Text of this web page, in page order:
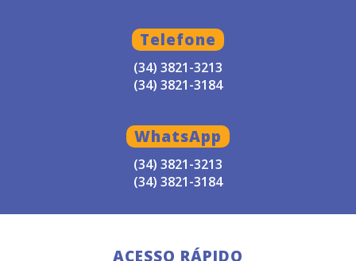
Telefone
(34) 3821-3213
(34) 3821-3184
WhatsApp
(34) 3821-3213
(34) 3821-3184
ACESSO RÁPIDO